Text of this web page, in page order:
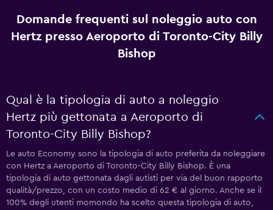
Domande frequenti sul noleggio auto con
Hertz presso Aeroporto di Toronto-City Billy
Bishop
Qual è la tipologia di auto a noleggio
Hertz più gettonata a Aeroporto di
Toronto-City Billy Bishop?
Le auto Economy sono la tipologia di auto preferita da noleggiare
con Hertz a Aeroporto di Toronto-City Billy Bishop. È una
tipologia di auto gettonata dagli autisti per via del buon rapporto
qualità/prezzo, con un costo medio di 62 € al giorno. Anche se il
100% degli utenti momondo ha scelto questa tipologia di auto,